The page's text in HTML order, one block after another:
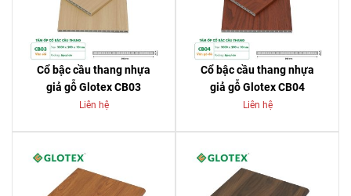
Cổ bậc cầu thang nhựa
giả gỗ Glotex CB03
Liên hệ
Cổ bậc cầu thang nhựa
giả gỗ Glotex CB04
Liên hệ